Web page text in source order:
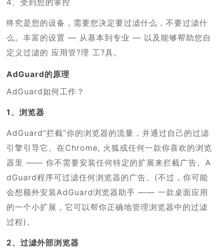
终究是您的设备，需要您决定要过滤什么，不要过滤什
么。丰富的设置 — 从基本到专业 — 以及能够帮助您自
定义过滤的 应用管?理 工?具。
AdGuard的原理
AdGuard如何工作？
1、浏览器
AdGuard“拦截”你的浏览器的流量，并通过自己的过滤
引擎引导它。在Chrome, 火狐或任何一款你喜欢的浏览
器里 —— 你不需要安装任何特定的扩展来拦截广告。A
dGuard程序可过滤任何浏览器的广告。(不过，你可能
会想额外安装AdGuard浏览器助手 —— 一款桌面应用
的一个小扩展，它可以帮你正确地管理浏览器中的过滤
过程)。
2、过滤外部浏览器